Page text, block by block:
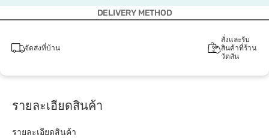
DELIVERY METHOD
จัดส่งที่บ้าน
สั่งและรับ
สินค้าที่ร้าน
วัตสัน
รายละเอียดสินค้า
รายละเอียดสินค้า